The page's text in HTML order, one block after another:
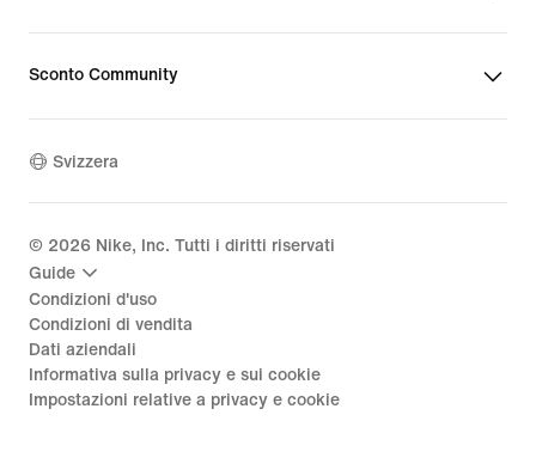
Sconto Community
Svizzera
© 2026 Nike, Inc. Tutti i diritti riservati
Guide
Condizioni d'uso
Condizioni di vendita
Dati aziendali
Informativa sulla privacy e sui cookie
Impostazioni relative a privacy e cookie